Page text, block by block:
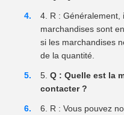
R : Généralement,
marchandises sont
si les marchandises
de la quantité.
Q : Quelle est la
contacter ?
R : Vous pouvez